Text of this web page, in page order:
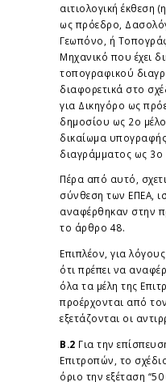
αιτιολογική έκθεση
ως πρόεδρο,
Γεωπόνο, ή
Μηχανικό που έχει
τοπογραφικού
διαφορετικά στο
για Δικηγόρο ως
δημοσίου ως 2ο
δικαίωμα
διαγράμματος ως 3ο
Πέρα από αυτό,
σύνθεση των ΕΠΕΑ,
αναφέρθηκαν στην
το άρθρο 48.
Επιπλέον, για
ότι πρέπει να
όλα τα μέλη της
προέρχονται από
εξετάζονται οι
Β.2 Για την
Επιτροπών, το
όριο την εξέταση